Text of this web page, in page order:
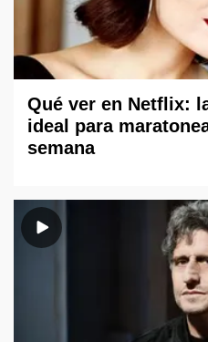
Qué ver en Netflix:
ideal para
semana